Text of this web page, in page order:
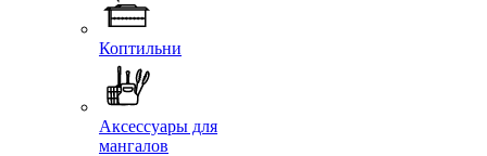
Коптильни
Аксессуары для
мангалов